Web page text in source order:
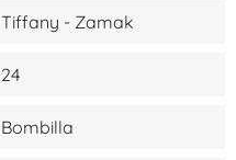
Tiffany - Zamak
24
Bombilla